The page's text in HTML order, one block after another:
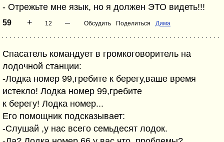
- Отрежьте мне язык, но я должен ЭТО видеть!!!
59 + 12 – Обсудить Поделиться Дима
Спасатель командует в громкоговоритель на
лодочной станции:
-Лодка номер 99,гребите к берегу,ваше время
истекло! Лодка номер 99,гребите
к берегу! Лодка номер...
Его помощник подсказывает:
-Слушай ,у нас всего семьдесят лодок.